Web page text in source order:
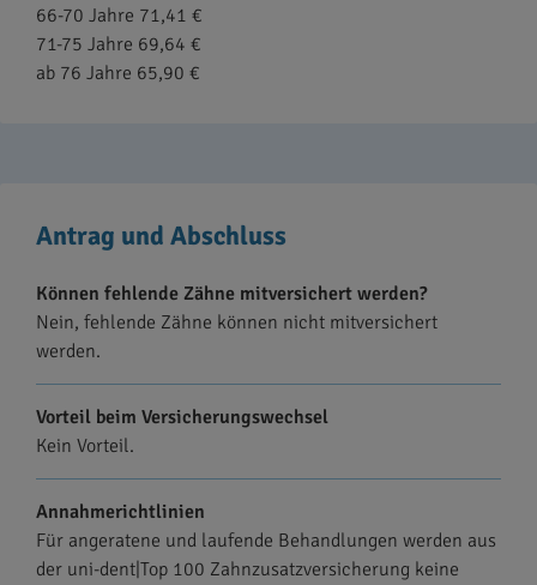
66-70 Jahre 71,41 €
71-75 Jahre 69,64 €
ab 76 Jahre 65,90 €
Antrag und Abschluss
Können fehlende Zähne mitversichert werden?
Nein, fehlende Zähne können nicht mitversichert
werden.
Vorteil beim Versicherungswechsel
Kein Vorteil.
Annahmerichtlinien
Für angeratene und laufende Behandlungen werden aus
der uni-dent|Top 100 Zahnzusatzversicherung keine